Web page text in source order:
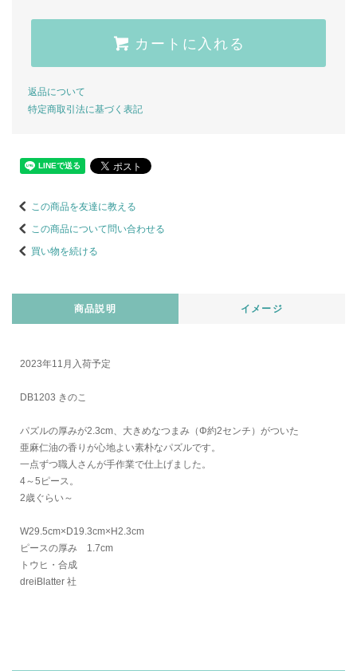
カートに入れる
返品について
特定商取引法に基づく表記
この商品を友達に教える
この商品について問い合わせる
買い物を続ける
商品説明 イメージ
2023年11月入荷予定
DB1203 きのこ
パズルの厚みが2.3cm、大きめなつまみ（Φ約2センチ）がついた
亜麻仁油の香りが心地よい素朴なパズルです。
一点ずつ職人さんが手作業で仕上げました。
4～5ピース。
2歳ぐらい～
W29.5cm×D19.3cm×H2.3cm
ピースの厚み 1.7cm
トウヒ・合成
dreiBlatter 社